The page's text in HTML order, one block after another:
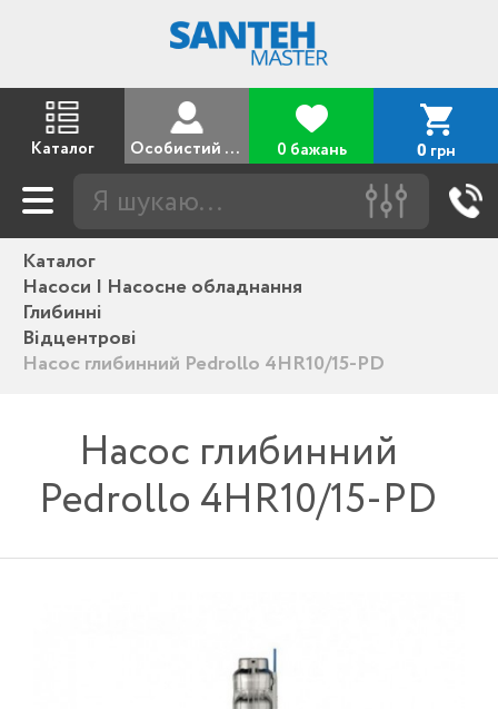
Каталог Особистий кабінет 0 бажань 0 грн
Каталог
Насоси | Насосне обладнання
Глибинні
Відцентрові
Насос глибинний Pedrollo 4HR10/15-PD
Насос глибинний
Pedrollo 4HR10/15-PD